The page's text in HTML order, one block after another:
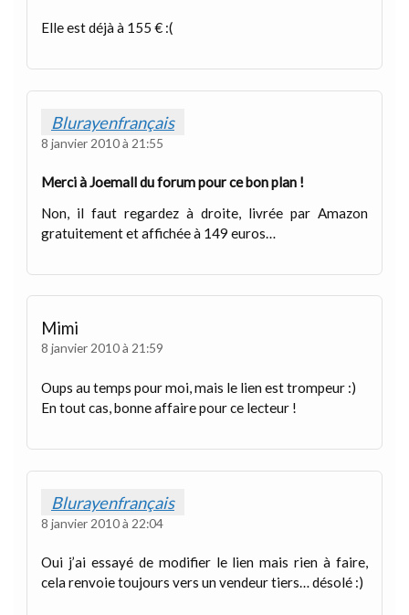
Elle est déjà à 155 € :(
Blurayenfrançais
8 janvier 2010 à 21:55
Merci à Joemall du forum pour ce bon plan !
Non, il faut regardez à droite, livrée par Amazon
gratuitement et affichée à 149 euros…
Mimi
8 janvier 2010 à 21:59
Oups au temps pour moi, mais le lien est trompeur :)
En tout cas, bonne affaire pour ce lecteur !
Blurayenfrançais
8 janvier 2010 à 22:04
Oui j’ai essayé de modifier le lien mais rien à faire,
cela renvoie toujours vers un vendeur tiers… désolé :)